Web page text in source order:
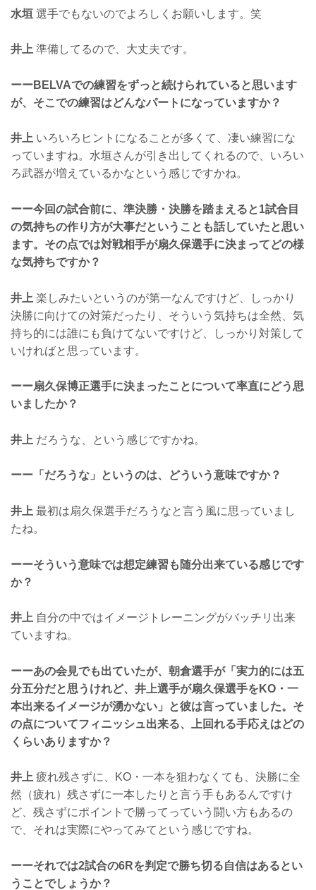
水垣 選手でもないのでよろしくお願いします。笑
井上 準備してるので、大丈夫です。
ーーBELVAでの練習をずっと続けられていると思います
が、そこでの練習はどんなパートになっていますか？
井上 いろいろヒントになることが多くて、凄い練習にな
っていますね。水垣さんが引き出してくれるので、いろい
ろ武器が増えているかなという感じですかね。
ーー今回の試合前に、準決勝・決勝を踏まえると1試合目
の気持ちの作り方が大事だということも話していたと思い
ます。その点では対戦相手が扇久保選手に決まってどの様
な気持ちですか？
井上 楽しみたいというのが第一なんですけど、しっかり
決勝に向けての対策だったり、そういう気持ちは全然、気
持ち的には誰にも負けてないですけど、しっかり対策して
いければと思っています。
ーー扇久保博正選手に決まったことについて率直にどう思
いましたか？
井上 だろうな、という感じですかね。
ーー「だろうな」というのは、どういう意味ですか？
井上 最初は扇久保選手だろうなと言う風に思っていまし
たね。
ーーそういう意味では想定練習も随分出来ている感じです
か？
井上 自分の中ではイメージトレーニングがバッチリ出来
ていますね。
ーーあの会見でも出ていたが、朝倉選手が「実力的には五
分五分だと思うけれど、井上選手が扇久保選手をKO・一
本出来るイメージが湧かない」と彼は言っていました。そ
の点についてフィニッシュ出来る、上回れる手応えはどの
くらいありますか？
井上 疲れ残さずに、KO・一本を狙わなくても、決勝に全
然（疲れ）残さずに一本したりと言う手もあるんですけ
ど、残さずにポイントで勝ってっていう闘い方もあるの
で、それは実際にやってみてという感じですね。
ーーそれでは2試合の6Rを判定で勝ち切る自信はあるとい
うことでしょうか？